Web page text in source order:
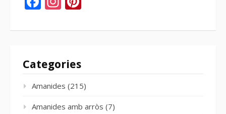
Categories
Amanides (215)
Amanides amb arròs (7)